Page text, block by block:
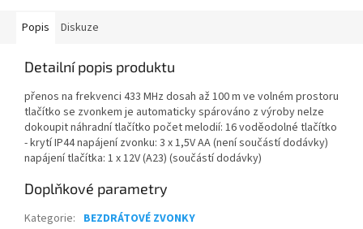
Popis Diskuze
Detailní popis produktu
přenos na frekvenci 433 MHz dosah až 100 m ve volném prostoru
tlačítko se zvonkem je automaticky spárováno z výroby nelze
dokoupit náhradní tlačítko počet melodií: 16 voděodolné tlačítko
- krytí IP44 napájení zvonku: 3 x 1,5V AA (není součástí dodávky)
napájení tlačítka: 1 x 12V (A23) (součástí dodávky)
Doplňkové parametry
Kategorie: BEZDRÁTOVÉ ZVONKY